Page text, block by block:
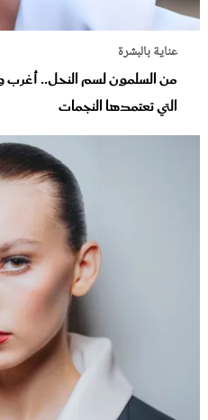
عناية بالبشرة
من السلمون لسم النحل.. أغرب
التي تعتمدها النجمات